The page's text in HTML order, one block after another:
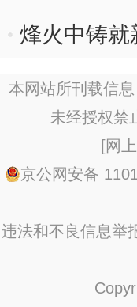
烽火中铸
本网站所刊载信
未经授权禁
[网
京公网安备
违法和不良信息举